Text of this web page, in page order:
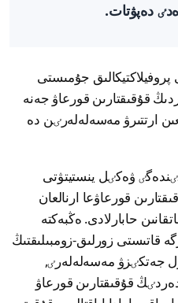
دەپۋتات.
جۇمىستى
قۇقىقتارىن قورعاۋ جەنە
ارتتىرۋ مەسەلەلەرٸن دە
ۋەكٸل ينستيتۋتى
قورعاۋعا ارنالعان
حابارلادى. ەڭبەكتە
قاتىستى زورلىق-زومبىلىقتىڭ
جەتكٸزۋ مەسەلەلەرٸ,
قۇقىقتارىن قورعاۋ